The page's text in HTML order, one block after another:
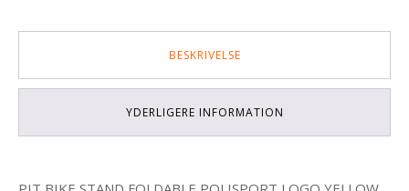
BESKRIVELSE
YDERLIGERE INFORMATION